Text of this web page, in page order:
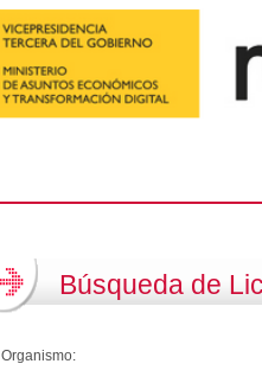
Búsqueda de
Organismo: